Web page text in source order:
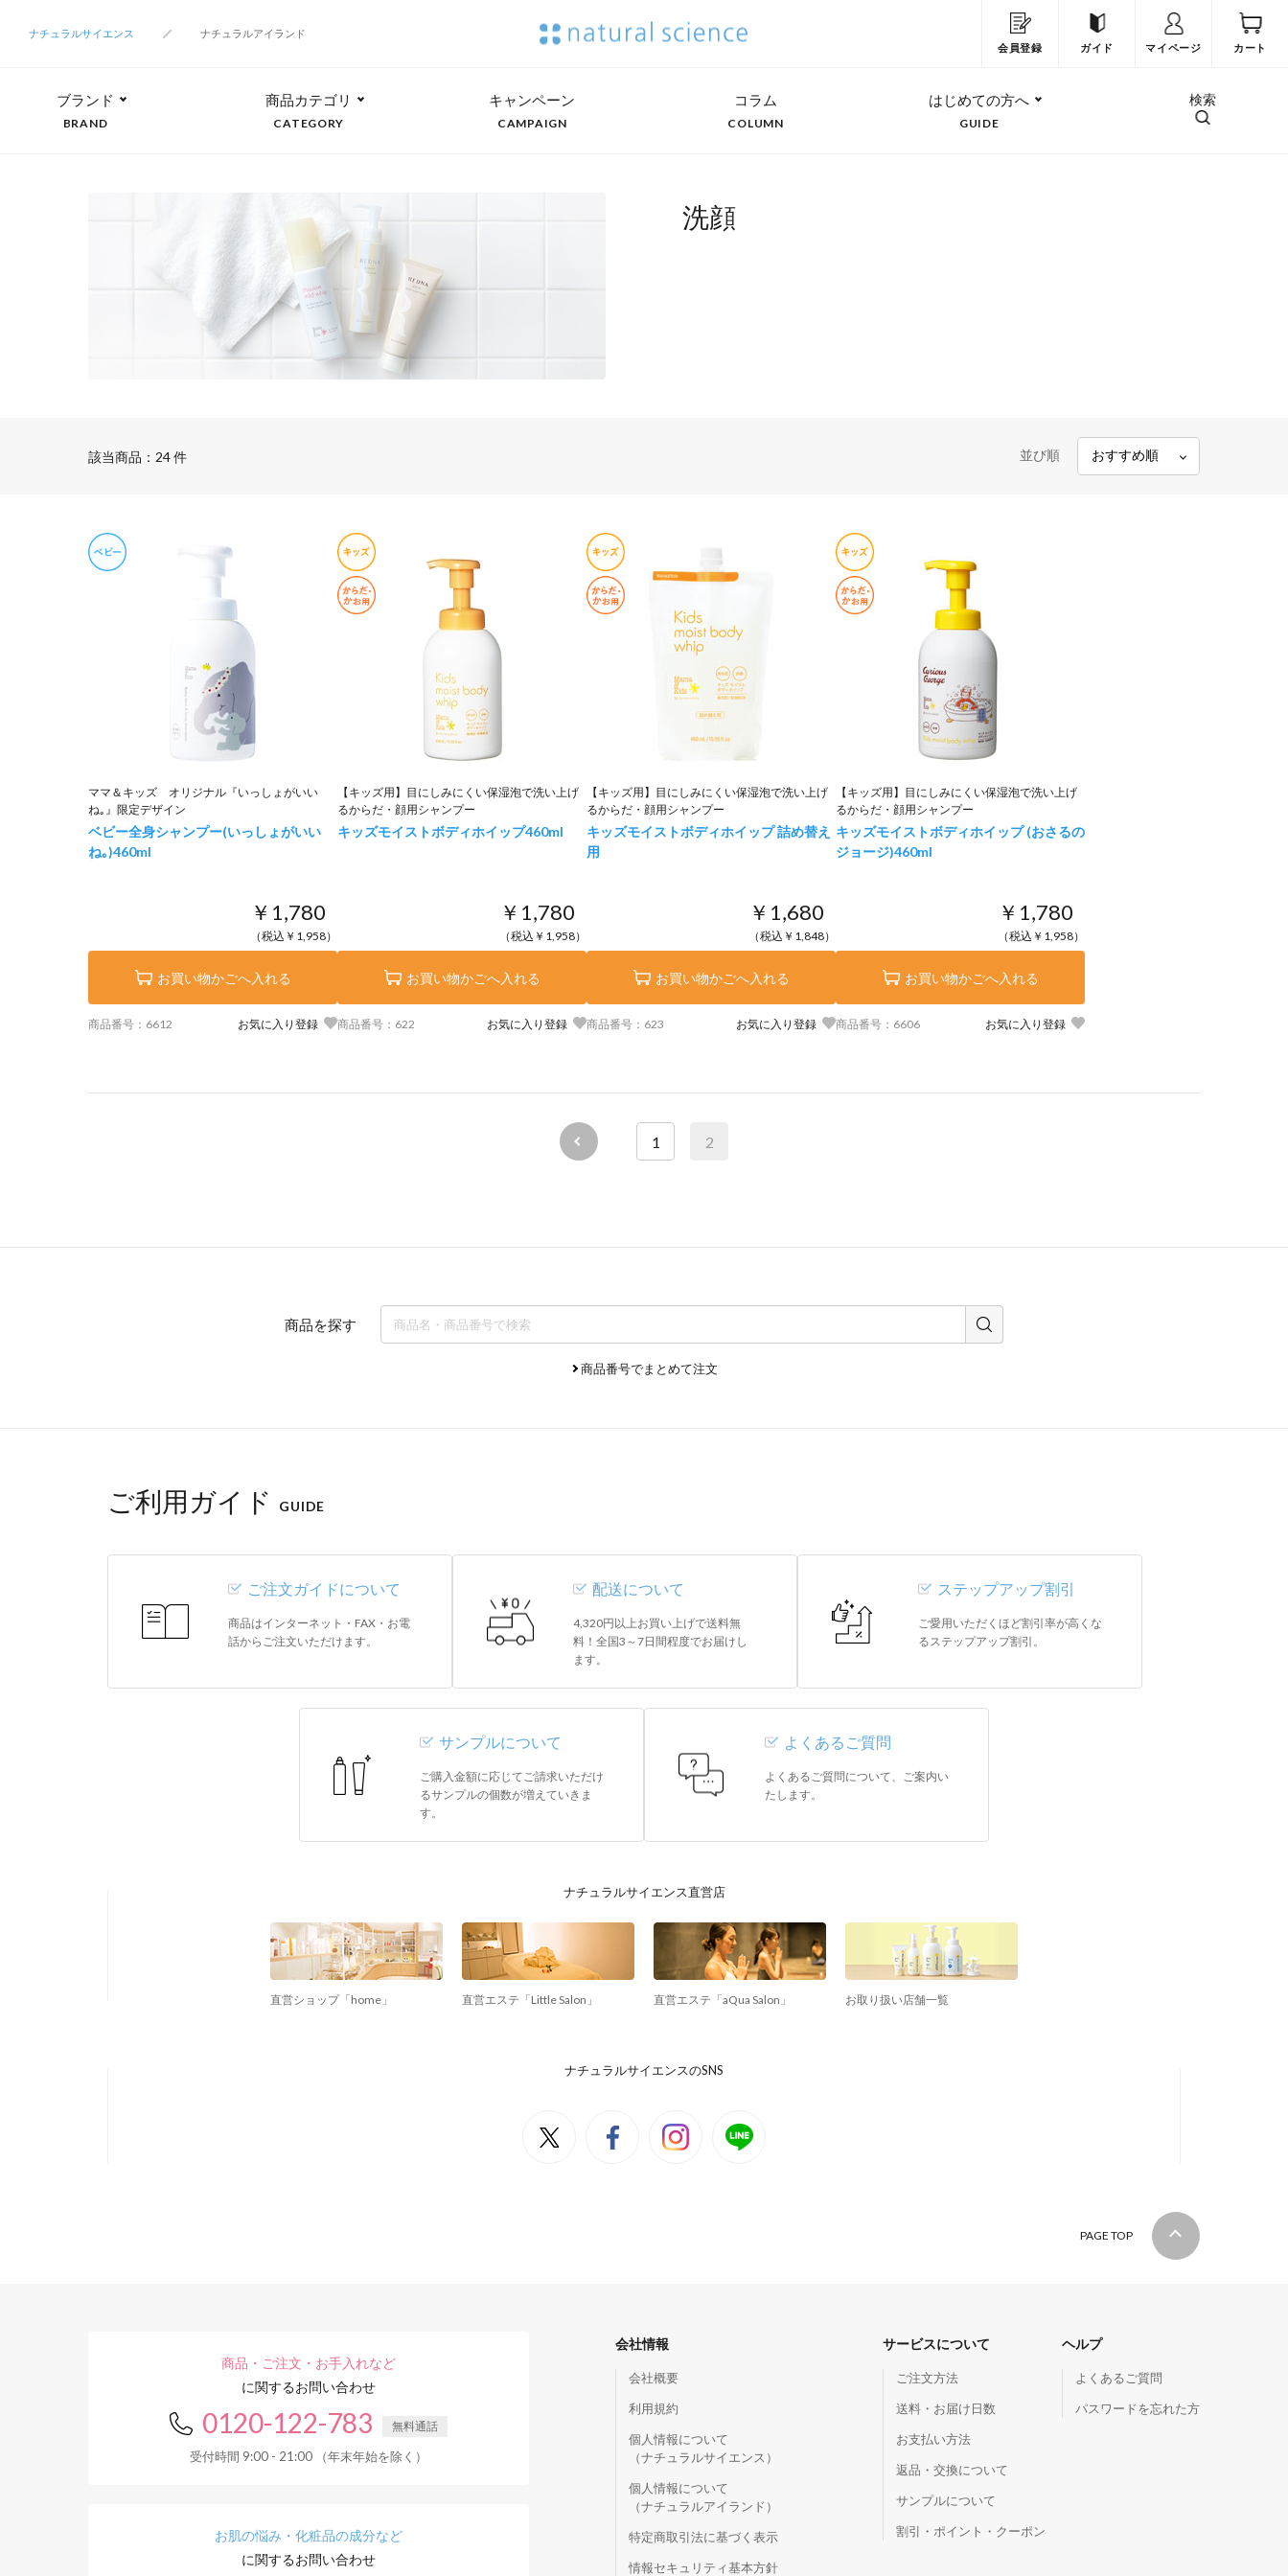
ナチュラルサイエンス
ナチュラルアイランド
会員登録
ガイド マイページ カート
ブランド
BRAND
商品カテゴリ
CATEGORY
キャンペーン
CAMPAIGN
コラム
COLUMN
はじめての方へ
GUIDE
検索
洗顔
該当商品：24 件 並び順
ママ＆キッズ オリジナル『いっしょがいい
ね｡』限定デザイン
ベビー全身シャンプー(いっしょがいい
ね｡)460ml
￥1,780
（税込￥1,958）
お買い物かごへ入れる
商品番号：6612 お気に入り登録
【キッズ用】目にしみにくい保湿泡で洗い上げ
るからだ・顔用シャンプー
キッズモイストボディホイップ460ml
￥1,780
（税込￥1,958）
お買い物かごへ入れる
商品番号：622 お気に入り登録
【キッズ用】目にしみにくい保湿泡で洗い上げ
るからだ・顔用シャンプー
キッズモイストボディホイップ 詰め替え
用
￥1,680
（税込￥1,848）
お買い物かごへ入れる
商品番号：623 お気に入り登録
【キッズ用】目にしみにくい保湿泡で洗い上げ
るからだ・顔用シャンプー
キッズモイストボディホイップ (おさるの
ジョージ)460ml
￥1,780
（税込￥1,958）
お買い物かごへ入れる
商品番号：6606 お気に入り登録
1 2
商品を探す
商品番号でまとめて注文
ご利用ガイド GUIDE
ご注文ガイドについて
商品はインターネット・FAX・お電
話からご注文いただけます。
配送について
4,320円以上お買い上げで送料無
料！全国3～7日間程度でお届けし
ます。
ステップアップ割引
ご愛用いただくほど割引率が高くな
るステップアップ割引。
サンプルについて
ご購入金額に応じてご請求いただけ
るサンプルの個数が増えていきま
す。
よくあるご質問
よくあるご質問について、ご案内い
たします。
ナチュラルサイエンス直営店
直営ショップ「home」 直営エステ「Little Salon」 直営エステ「aQua Salon」 お取り扱い店舗一覧
ナチュラルサイエンスのSNS
PAGE TOP
商品・ご注文・お手入れなど
に関するお問い合わせ
0120-122-783 無料通話
受付時間 9:00 - 21:00 （年末年始を除く）
お肌の悩み・化粧品の成分など
に関するお問い合わせ
会社情報
会社概要
利用規約
個人情報について
（ナチュラルサイエンス）
個人情報について
（ナチュラルアイランド）
特定商取引法に基づく表示
情報セキュリティ基本方針
サービスについて
ご注文方法
送料・お届け日数
お支払い方法
返品・交換について
サンプルについて
割引・ポイント・クーポン
ヘルプ
よくあるご質問
パスワードを忘れた方